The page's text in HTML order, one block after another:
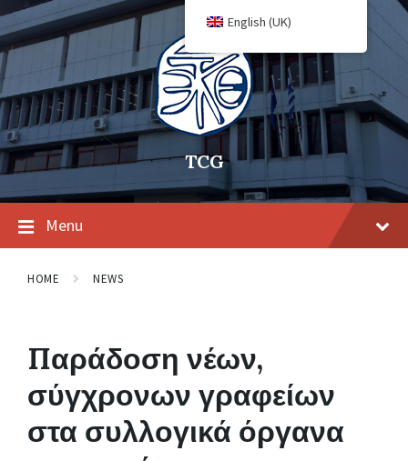
TCG
Menu
HOME NEWS
Παράδοση νέων,
σύγχρονων γραφείων
στα συλλογικά όργανα
English (UK)